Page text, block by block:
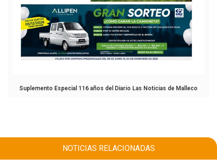
Suplemento Especial 116 años del Diario Las Noticias de Malleco
NOTICIAS RELACIONADAS